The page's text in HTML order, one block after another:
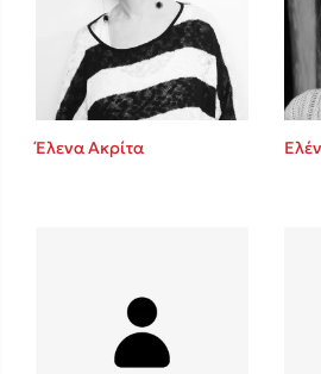
Mel Robbins
Η μέθοδος
Δημοφιλείς Συγγραφείς
Φυστίκι ΠουΚυλάει
Έλενα Ακρίτα